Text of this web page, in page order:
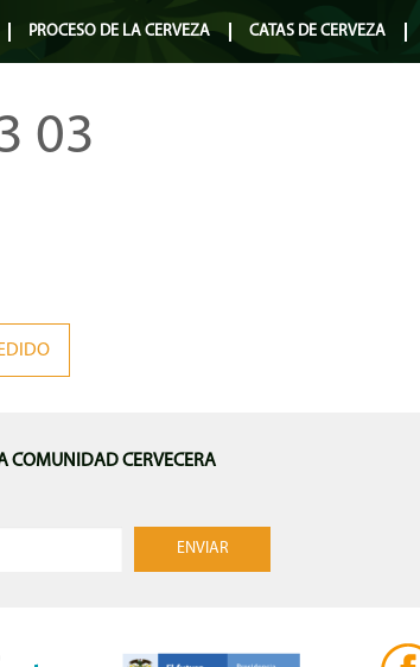
PROCESO DE LA CERVEZA CATAS DE CERVEZA
03
COMUNIDAD CERVECERA